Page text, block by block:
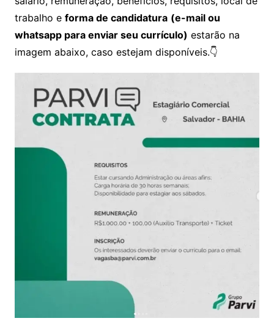
trabalho e forma de candidatura (e-mail ou
whatsapp para enviar seu currículo) estarão na
imagem abaixo, caso estejam disponíveis.👇